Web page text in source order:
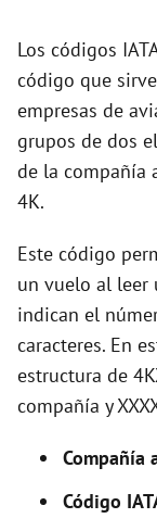
Los códigos
código que
empresas de
grupos de dos
de la compañía
4K.
Este código
un vuelo al leer
indican el
caracteres. En
estructura de
compañía y
Compañía
Código